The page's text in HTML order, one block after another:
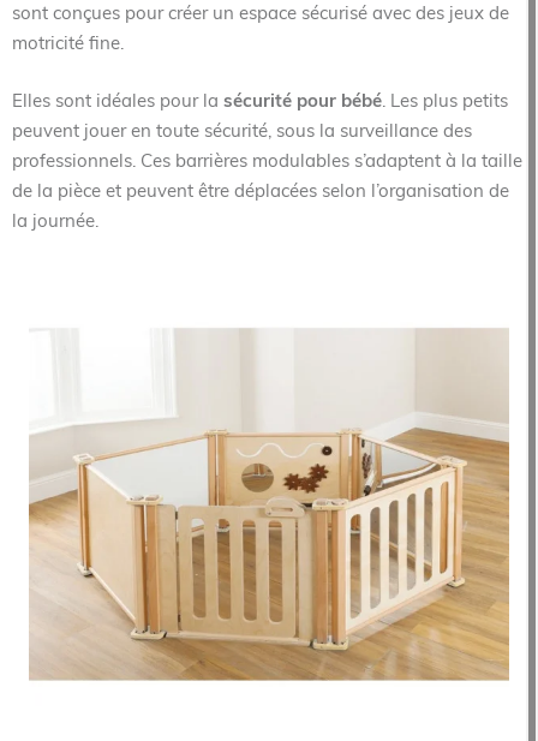
sont conçues pour créer un espace sécurisé avec des jeux de
motricité fine.
Elles sont idéales pour la sécurité pour bébé. Les plus petits
peuvent jouer en toute sécurité, sous la surveillance des
professionnels. Ces barrières modulables s’adaptent à la taille
de la pièce et peuvent être déplacées selon l’organisation de
la journée.